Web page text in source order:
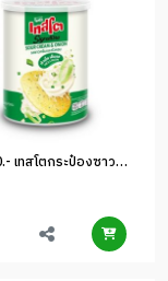
ขนม 20.- เทสโตกระป๋องซาวร์ครีม 42 ก.